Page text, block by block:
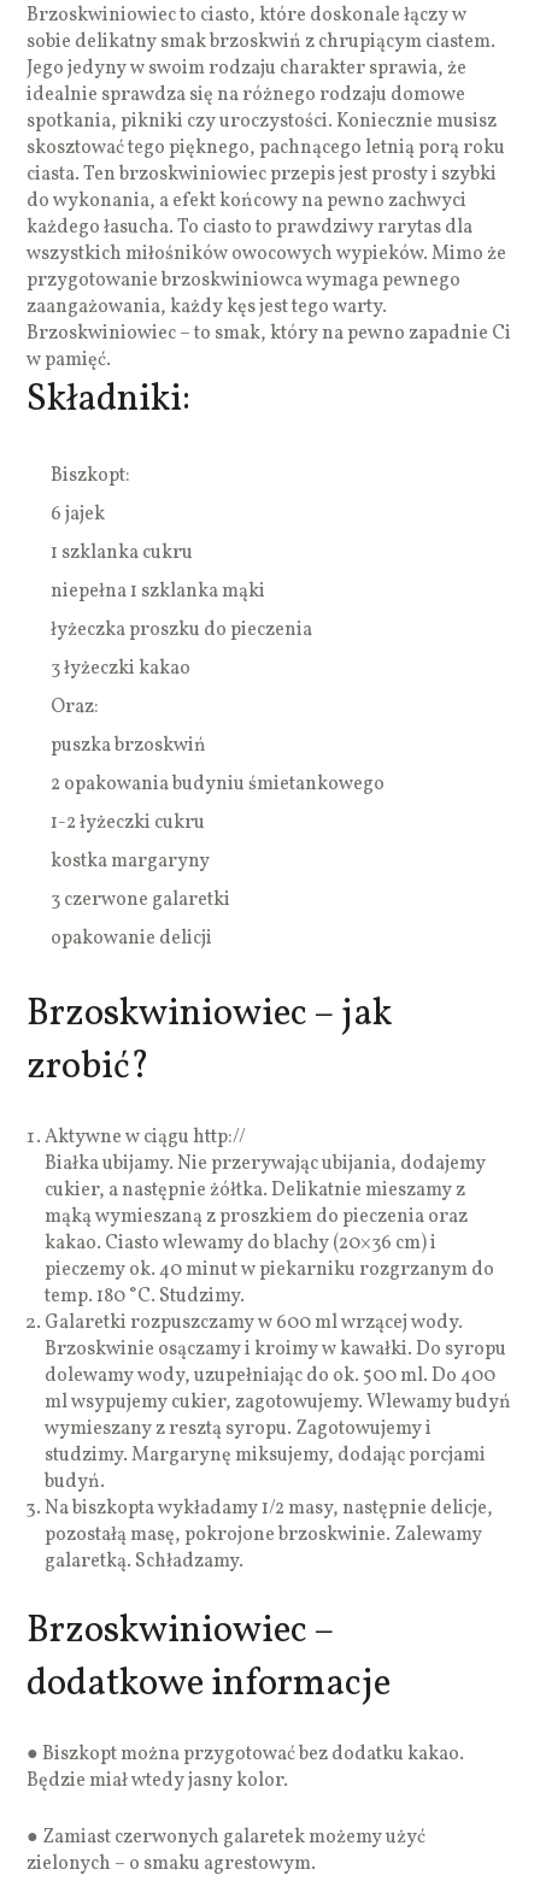
Brzoskwiniowiec to ciasto, które doskonale łączy w
sobie delikatny smak brzoskwiń z chrupiącym ciastem.
Jego jedyny w swoim rodzaju charakter sprawia, że
idealnie sprawdza się na różnego rodzaju domowe
spotkania, pikniki czy uroczystości. Koniecznie musisz
skosztować tego pięknego, pachnącego letnią porą roku
ciasta. Ten brzoskwiniowiec przepis jest prosty i szybki
do wykonania, a efekt końcowy na pewno zachwyci
każdego łasucha. To ciasto to prawdziwy rarytas dla
wszystkich miłośników owocowych wypieków. Mimo że
przygotowanie brzoskwiniowca wymaga pewnego
zaangażowania, każdy kęs jest tego warty.
Brzoskwiniowiec – to smak, który na pewno zapadnie Ci
w pamięć.
Składniki:
Biszkopt:
6 jajek
1 szklanka cukru
niepełna 1 szklanka mąki
łyżeczka proszku do pieczenia
3 łyżeczki kakao
Oraz:
puszka brzoskwiń
2 opakowania budyniu śmietankowego
1-2 łyżeczki cukru
kostka margaryny
3 czerwone galaretki
opakowanie delicji
Brzoskwiniowiec – jak
zrobić?
Aktywne w ciągu http://
Białka ubijamy. Nie przerywając ubijania, dodajemy
cukier, a następnie żółtka. Delikatnie mieszamy z
mąką wymieszaną z proszkiem do pieczenia oraz
kakao. Ciasto wlewamy do blachy (20×36 cm) i
pieczemy ok. 40 minut w piekarniku rozgrzanym do
temp. 180 °C. Studzimy.
Galaretki rozpuszczamy w 600 ml wrzącej wody.
Brzoskwinie osączamy i kroimy w kawałki. Do syropu
dolewamy wody, uzupełniając do ok. 500 ml. Do 400
ml wsypujemy cukier, zagotowujemy. Wlewamy budyń
wymieszany z resztą syropu. Zagotowujemy i
studzimy. Margarynę miksujemy, dodając porcjami
budyń.
Na biszkopta wykładamy 1/2 masy, następnie delicje,
pozostałą masę, pokrojone brzoskwinie. Zalewamy
galaretką. Schładzamy.
Brzoskwiniowiec –
dodatkowe informacje
● Biszkopt można przygotować bez dodatku kakao.
Będzie miał wtedy jasny kolor.
● Zamiast czerwonych galaretek możemy użyć
zielonych – o smaku agrestowym.